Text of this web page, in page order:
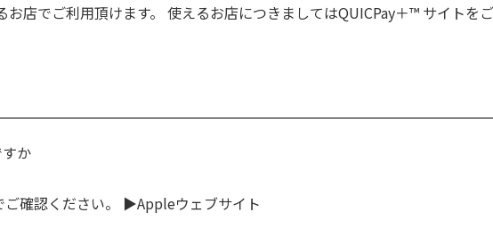
お店でご利用頂けます。 使えるお店につきましてはQUICPay＋™ サイトを
か
確認ください。 ▶Appleウェブサイト